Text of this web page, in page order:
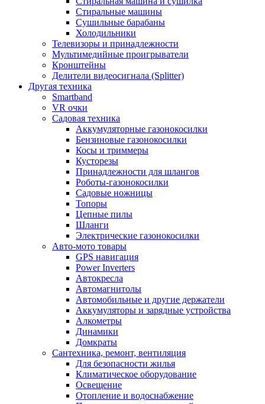
Стиральные машины
Сушильные барабаны
Холодильники
Телевизоры и принадлежности
Мультимедийные проигрыватели
Кронштейны
Делители видеосигнала (Splitter)
Другая техника
Smartband
VR очки
Садовая техника
Аккумуляторные газонокосилки
Бензиновые газонокосилки
Косы и триммеры
Кусторезы
Принадлежности для шлангов
Роботы-газонокосилки
Садовые ножницы
Топоры
Цепные пилы
Шланги
Электрические газонокосилки
Авто-мото товары
GPS навигация
Power Inverters
Автокресла
Автомагнитолы
Автомобильные и другие держатели
Аккумуляторы и зарядные устройства
Алкометры
Динамики
Домкраты
Сантехника, ремонт, вентиляция
Для безопасности жилья
Климатическое оборудование
Освещение
Отопление и водоснабжение